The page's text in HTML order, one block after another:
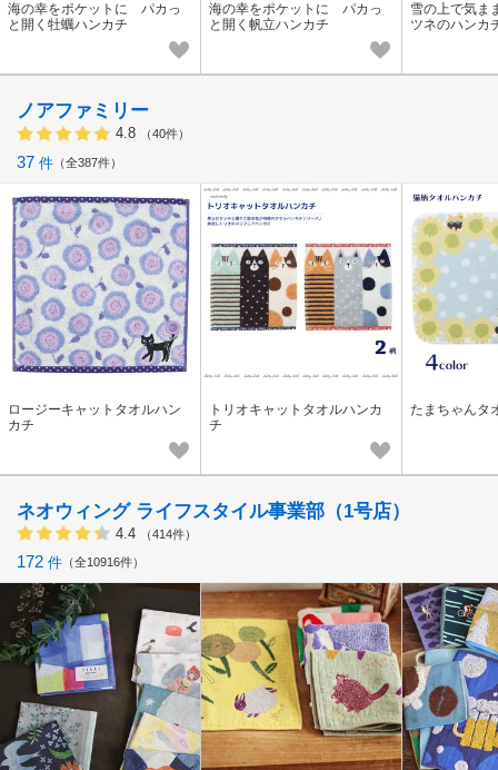
海の幸をポケットに パカっ
と開く牡蠣ハンカチ
海の幸をポケットに パカっ
と開く帆立ハンカチ
雪の上で気
ツネのハンカ
ノアファミリー
4.8 （40件）
37 件 全387件
ロージーキャットタオルハン
カチ
トリオキャットタオルハンカ
チ
たまちゃんタ
ネオウィング ライフスタイル事業部（1号店）
4.4 （414件）
172 件 全10916件